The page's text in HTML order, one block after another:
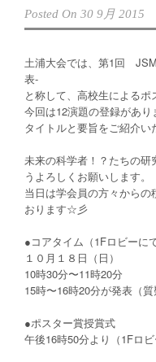
Posted On 30 9月 2015
土浦大会では、第1回
表‐
と称して、高校生によるポ
今回は12演題の登録があり
タイトルと要旨をご紹介い
未来の科学者！？たちの
うよろしくお願いします。
当日は学会員の方々から
おります☆彡
●コアタイム（1Fロビーにて
１０月１８日（日）
10時30分〜11時20分
15時〜16時20分が発表（
●ポスター賞授賞式
午後16時50分より（1Fロビ